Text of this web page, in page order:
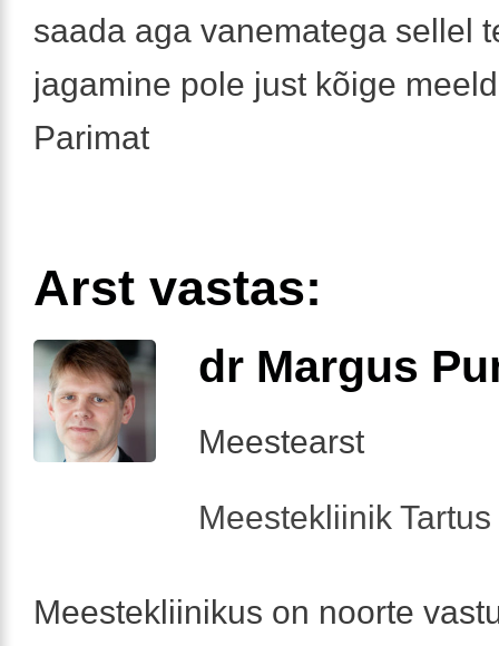
saada aga vanematega sellel
jagamine pole just kõige
Parimat
Arst vastas:
dr Margus
Meestearst
Meestekliinik
Meestekliinikus on noorte